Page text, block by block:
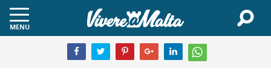
MENU